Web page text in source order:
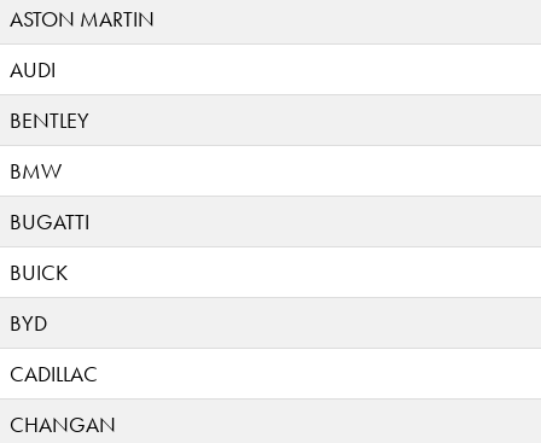
ASTON MARTIN
AUDI
BENTLEY
BMW
BUGATTI
BUICK
BYD
CADILLAC
CHANGAN